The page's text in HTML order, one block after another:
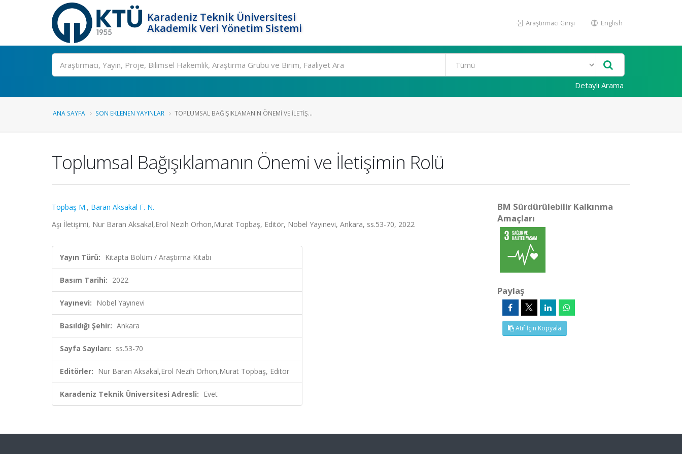
Karadeniz Teknik Üniversitesi
Akademik Veri Yönetim Sistemi
Araştırmacı Girişi English
Ara
Detaylı Arama
ANA SAYFA SON EKLENEN YAYINLAR TOPLUMSAL BAĞIŞIKLAMANIN ÖNEMI VE İLETIŞ...
Toplumsal Bağışıklamanın Önemi ve İletişimin Rolü
Topbaş M., Baran Aksakal F. N.
Aşı İletişimi, Nur Baran Aksakal,Erol Nezih Orhon,Murat Topbaş, Editör, Nobel Yayınevi, Ankara, ss.53-70, 2022
Yayın Türü: Kitapta Bölüm / Araştırma Kitabı
Basım Tarihi: 2022
Yayınevi: Nobel Yayınevi
Basıldığı Şehir: Ankara
Sayfa Sayıları: ss.53-70
Editörler: Nur Baran Aksakal,Erol Nezih Orhon,Murat Topbaş, Editör
Karadeniz Teknik Üniversitesi Adresli: Evet
BM Sürdürülebilir Kalkınma
Amaçları
Paylaş
Atıf İçin Kopyala